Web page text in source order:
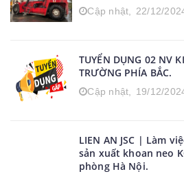
Cập nhật, 22/12/
TUYỂN DỤNG 02 NV
TRƯỜNG PHÍA BẮC.
Cập nhật, 19/12/
LIEN AN JSC | Làm
sản xuất khoan neo
phòng Hà Nội.